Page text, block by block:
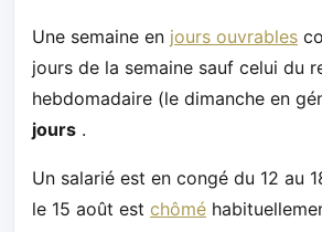
Une semaine en jours ouvrables
jours de la semaine sauf celui du
hebdomadaire (le dimanche en
jours .
Un salarié est en congé du 12 au
le 15 août est chômé